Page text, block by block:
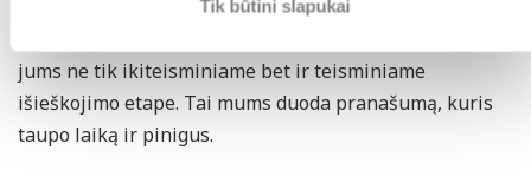
Tik būtini slapukai
žinių, kad galėtų įveikti skolininką, pavyzdžiui: skolų
jums ne tik ikiteisminiame bet ir teisminiame
išieškojimo etape. Tai mums duoda pranašumą, kuris
taupo laiką ir pinigus.